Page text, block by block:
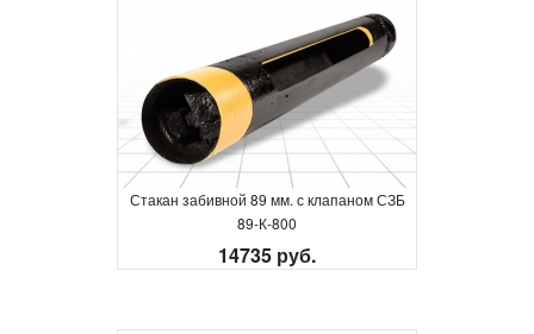
Стакан забивной 89 мм. с клапаном СЗБ
89-К-800
14735 руб.